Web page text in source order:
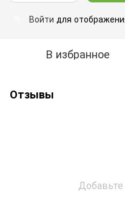
Войти для
В избранное
Отзывы